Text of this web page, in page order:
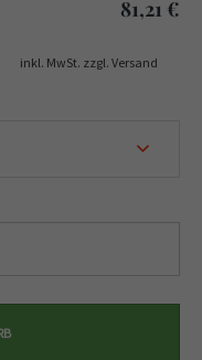
81,21 €
inkl. MwSt. zzgl. Versand